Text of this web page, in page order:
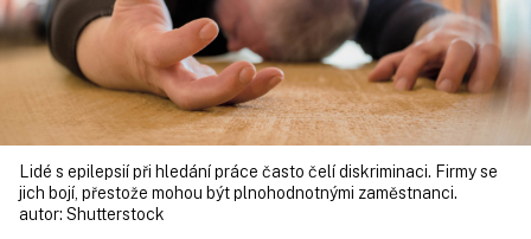
Lidé s epilepsií při hledání práce často čelí diskriminaci. Firmy se
jich bojí, přestože mohou být plnohodnotnými zaměstnanci.
autor: Shutterstock